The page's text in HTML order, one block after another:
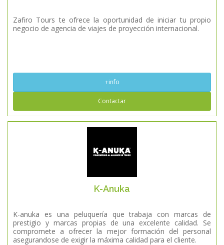
Zafiro Tours te ofrece la oportunidad de iniciar tu propio
negocio de agencia de viajes de proyección internacional.
+info
Contactar
K-Anuka
K-anuka es una peluquería que trabaja con marcas de
prestigio y marcas propias de una excelente calidad. Se
compromete a ofrecer la mejor formación del personal
asegurandose de exigir la máxima calidad para el cliente.